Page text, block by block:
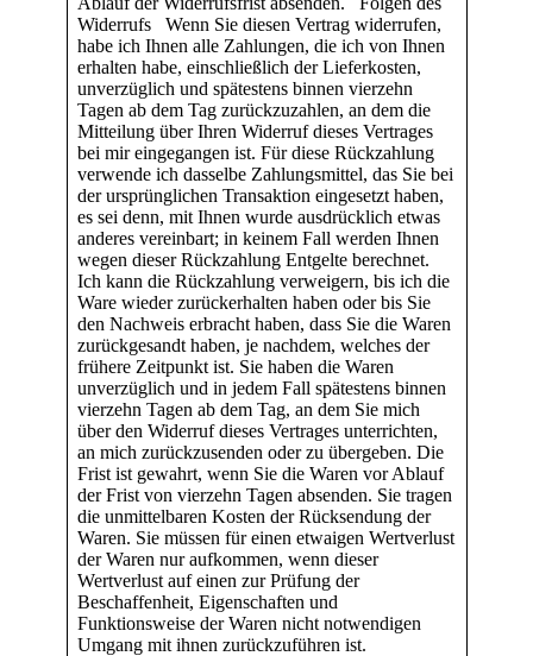
Widerrufs Wenn Sie diesen Vertrag widerrufen,
habe ich Ihnen alle Zahlungen, die ich von Ihnen
erhalten habe, einschließlich der Lieferkosten,
unverzüglich und spätestens binnen vierzehn
Tagen ab dem Tag zurückzuzahlen, an dem die
Mitteilung über Ihren Widerruf dieses Vertrages
bei mir eingegangen ist. Für diese Rückzahlung
verwende ich dasselbe Zahlungsmittel, das Sie bei
der ursprünglichen Transaktion eingesetzt haben,
es sei denn, mit Ihnen wurde ausdrücklich etwas
anderes vereinbart; in keinem Fall werden Ihnen
wegen dieser Rückzahlung Entgelte berechnet.
Ich kann die Rückzahlung verweigern, bis ich die
Ware wieder zurückerhalten haben oder bis Sie
den Nachweis erbracht haben, dass Sie die Waren
zurückgesandt haben, je nachdem, welches der
frühere Zeitpunkt ist. Sie haben die Waren
unverzüglich und in jedem Fall spätestens binnen
vierzehn Tagen ab dem Tag, an dem Sie mich
über den Widerruf dieses Vertrages unterrichten,
an mich zurückzusenden oder zu übergeben. Die
Frist ist gewahrt, wenn Sie die Waren vor Ablauf
der Frist von vierzehn Tagen absenden. Sie tragen
die unmittelbaren Kosten der Rücksendung der
Waren. Sie müssen für einen etwaigen Wertverlust
der Waren nur aufkommen, wenn dieser
Wertverlust auf einen zur Prüfung der
Beschaffenheit, Eigenschaften und
Funktionsweise der Waren nicht notwendigen
Umgang mit ihnen zurückzuführen ist.